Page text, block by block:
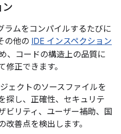
ン
ラムをコンパイルするたびに
の他の IDE インスペクション
、コードの構造上の品質に
正できます。
ェクトのソースファイルを
探し、正確性、セキュリテ
ビリティ、ユーザー補助、国
善点を検出します。